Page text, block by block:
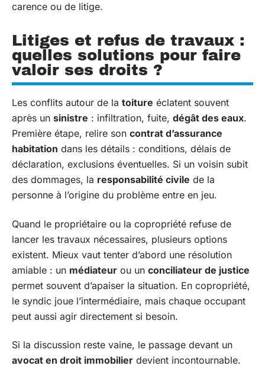
carence ou de litige.
Litiges et refus de travaux :
quelles solutions pour faire
valoir ses droits ?
Les conflits autour de la toiture éclatent souvent
après un sinistre : infiltration, fuite, dégât des eaux.
Première étape, relire son contrat d’assurance
habitation dans les détails : conditions, délais de
déclaration, exclusions éventuelles. Si un voisin subit
des dommages, la responsabilité civile de la
personne à l’origine du problème entre en jeu.
Quand le propriétaire ou la copropriété refuse de
lancer les travaux nécessaires, plusieurs options
existent. Mieux vaut tenter d’abord une résolution
amiable : un médiateur ou un conciliateur de justice
permet souvent d’apaiser la situation. En copropriété,
le syndic joue l’intermédiaire, mais chaque occupant
peut aussi agir directement si besoin.
Si la discussion reste vaine, le passage devant un
avocat en droit immobilier devient incontournable.